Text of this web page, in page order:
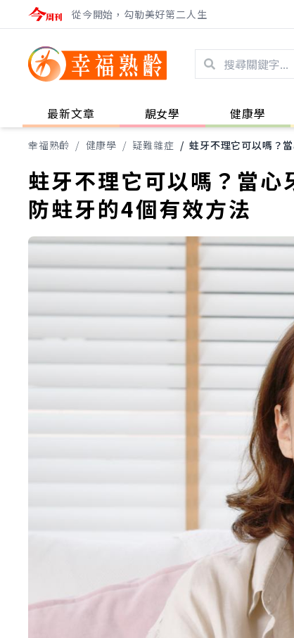
從今開始，勾勒美好第二人生
最新文章 靚女學 健康學
幸福熟齡 / 健康學 / 疑難雜症 / 蛀牙不理它可以嗎？
蛀牙不理它可以嗎？當
防蛀牙的4個有效方法